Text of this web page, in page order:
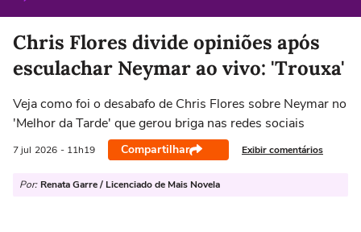
Chris Flores divide opiniões após
esculachar Neymar ao vivo: 'Trouxa'
Veja como foi o desabafo de Chris Flores sobre Neymar no
'Melhor da Tarde' que gerou briga nas redes sociais
7 jul 2026 - 11h19 Compartilhar Exibir comentários
Por: Renata Garre / Licenciado de Mais Novela